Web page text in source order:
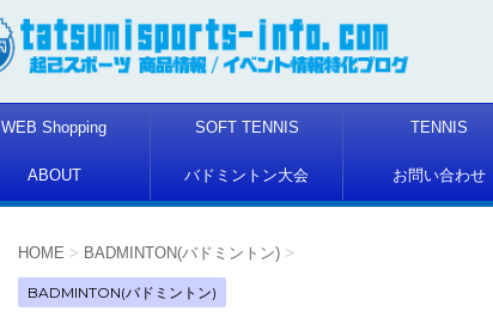
WEB Shopping SOFT TENNIS TENNIS
ABOUT バドミントン大会 お問い合わせ
HOME > BADMINTON(バドミントン) >
BADMINTON(バドミントン)